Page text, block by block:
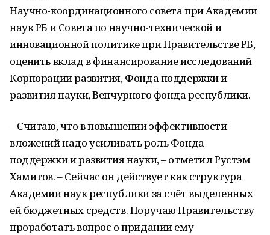
Научно-координационного совета при Академии
наук РБ и Совета по научно-технической и
инновационной политике при Правительстве РБ,
оценить вклад в финансирование исследований
Корпорации развития, Фонда поддержки и
развития науки, Венчурного фонда республики.
– Считаю, что в повышении эффективности
вложений надо усиливать роль Фонда
поддержки и развития науки, – отметил Рустэм
Хамитов. – Сейчас он действует как структура
Академии наук республики за счёт выделенных
ей бюджетных средств. Поручаю Правительству
проработать вопрос о придании ему